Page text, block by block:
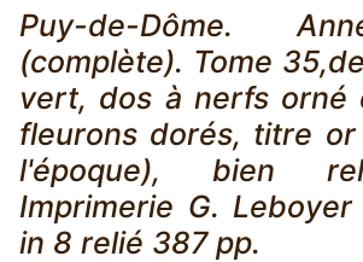
Puy-de-Dôme.
(complète). Tome
vert, dos à nerfs orné
fleurons dorés, titre
l'époque), bien
Imprimerie G. Leboyer
in 8 relié 387 pp.